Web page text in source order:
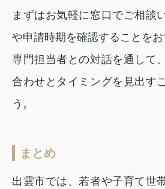
まずはお気軽に窓口でご相談
や申請時期を確認することをお
専門担当者との対話を通して
合わせとタイミングを見出す
う。
まとめ
出雲市では、若者や子育て世